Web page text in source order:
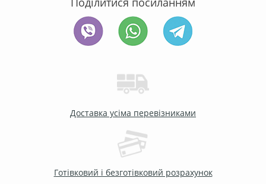
Доставка усіма перевізниками
Готівковий і безготівковий розрахунок